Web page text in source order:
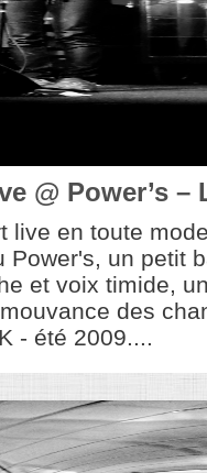
@ Power’s –
live en toute
Power's, un petit
et voix timide,
des
- été 2009....